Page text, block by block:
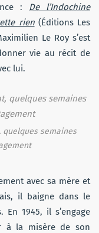
: De l’Indochine
rien(Éditions Les
Le Roy s’est
vie au récit de
lui.
semaines
avec sa mère et
il baigne dans le
1945, il s’engage
à la misère de son